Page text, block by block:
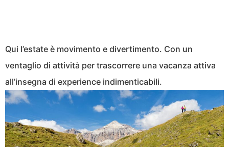
Qui l’estate è movimento e divertimento. Con un
ventaglio di attività per trascorrere una vacanza attiva
all’insegna di experience indimenticabili.